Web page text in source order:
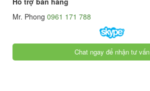
Mr. Phong 0961 171 788
Chat ngay để nhận tư vấn